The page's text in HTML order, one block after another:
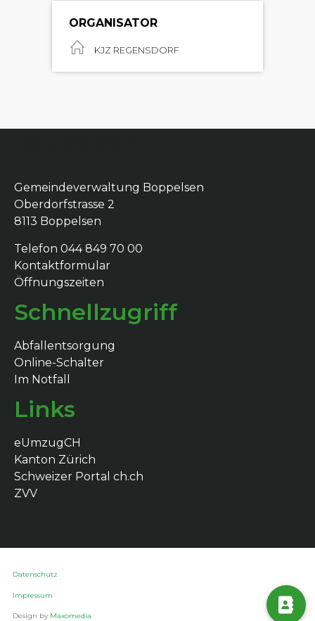
ORGANISATOR
KJZ REGENSDORF
Gemeindeverwaltung Boppelsen
Oberdorfstrasse 2
8113 Boppelsen
Telefon 044 849 70 00
Kontaktformular
Öffnungszeiten
Schnellzugriff
Abfallentsorgung
Online-Schalter
Im Notfall
Links
eUmzugCH
Kanton Zürich
Schweizer Portal ch.ch
ZVV
Datenschutz
Impressum
Design by Maxomedia